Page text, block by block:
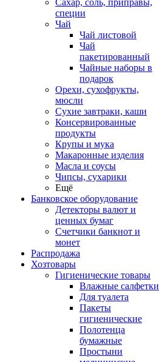
Сахар, соль, приправы,
специи
Чай
Чай листовой
Чай
пакетированный
Чайные наборы в
подарок
Орехи, сухофрукты,
мюсли
Сухие завтраки, каши
Консервированные
продукты
Крупы и мука
Макаронные изделия
Масла и соусы
Чипсы, сухарики
Ещё
Банковское оборудование
Детекторы валют и
ценных бумаг
Счетчики банкнот и
монет
Распродажа
Хозтовары
Гигиенические товары
Влажные салфетки
Для туалета
Пакеты
гигиенические
Полотенца
бумажные
Простыни